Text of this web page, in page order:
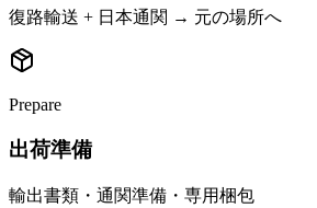
復路輸送 + 日本通関 → 元の場所へ
Prepare
出荷準備
輸出書類・通関準備・専用梱包